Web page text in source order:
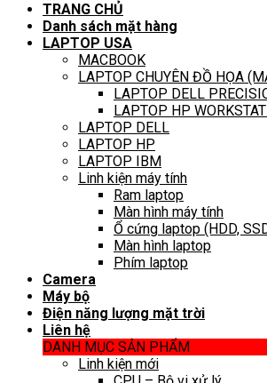
TRANG CHỦ
Danh sách mặt hàng
LAPTOP USA
MACBOOK
LAPTOP CHUYÊN ĐỒ HỌA
LAPTOP DELL
LAPTOP HP
LAPTOP DELL
LAPTOP HP
LAPTOP IBM
Linh kiện máy tính
Ram laptop
Màn hình máy tính
Ổ cứng laptop (HDD,
Màn hình laptop
Phím laptop
Camera
Máy bộ
Điện năng lượng mặt trời
Liên hệ
DANH MỤC SẢN PHẨM
Linh kiện mới